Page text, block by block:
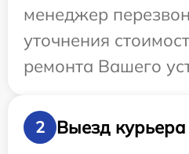
менеджер
уточнения
ремонта Вашего
2
Выезд